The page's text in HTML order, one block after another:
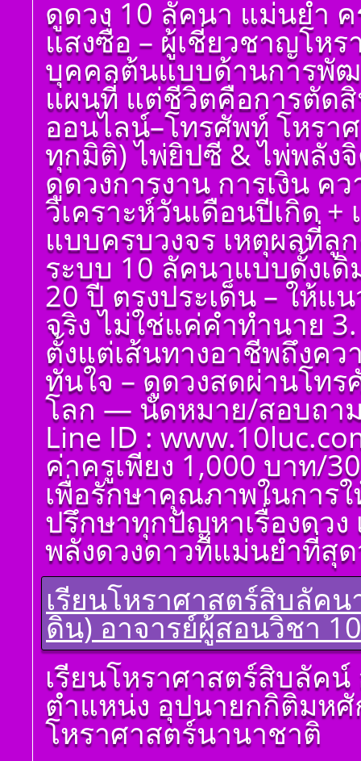
ดูดวง 10 ลัคนา แม่นยำ
แสงซื่อ – ผู้เชี่ยวชาญโห
บุคคลต้นแบบด้านการพัฒ
แผนที่ แต่ชีวิตคือการตัด
ออนไลน์–โทรศัพท์ โหรา
ทุกมิติ) ไพ่ยิปซี & ไพ่พลัง
ดูดวงการงาน การเงิน ค
วิเคราะห์วันเดือนปีเกิด
แบบครบวงจร เหตุผลที่ลู
ระบบ 10 ลัคนาแบบดั้งเ
20 ปี ตรงประเด็น – ให้แ
จริง ไม่ใช่แค่คำทำนาย
ตั้งแต่เส้นทางอาชีพถึงค
ทันใจ – ดูดวงสดผ่านโท
โลก — นัดหมาย/สอบถา
Line ID :
ค่าครูเพียง 1,000 บาท/
เพื่อรักษาคุณภาพในการ
ปรึกษาทุกปัญหาเรื่องดวง
พลังดวงดาวที่แม่นยำที่สุ
เรียนโหราศาสตร์สิบลัค
ดิน) อาจารย์ผู้สอนวิชา
โ ห ร า ส า ด (ฉบับ
เรียนรู้โดยไม่ต้องถาม)
โดย สอ้าน นาคเพชร
พูล(สีดิน) บทที่ ๑ บทนำ
โ ห ร า ส า ด (ฉบับ
เรียนรู้โดยไม่ต้องถาม)
เรียนโหราศาสตร์สิบลัค
ตำแหน่ง อุปนายกกิติมห
โหราศาสตร์นานาชาติ